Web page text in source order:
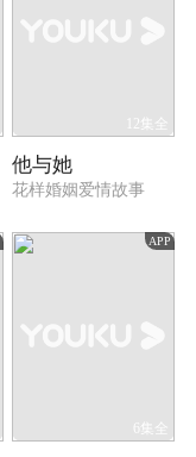
12集全
他与她
花样婚姻爱情故事
APP
6集全